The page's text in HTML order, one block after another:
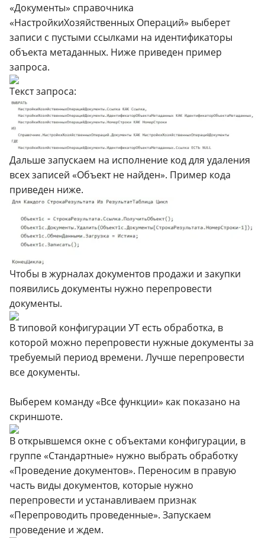
«Документы» справочника
«НастройкиХозяйственных Операций» выберет
записи с пустыми ссылками на идентификаторы
объекта метаданных. Ниже приведен пример
запроса.
Текст запроса:
Дальше запускаем на исполнение код для удаления
всех записей «Объект не найден». Пример кода
приведен ниже.
Чтобы в журналах документов продажи и закупки
появились документы нужно перепровести
документы.
В типовой конфигурации УТ есть обработка, в
которой можно перепровести нужные документы за
требуемый период времени. Лучше перепровести
все документы.
Выберем команду «Все функции» как показано на
скриншоте.
В открывшемся окне с объектами конфигурации, в
группе «Стандартные» нужно выбрать обработку
«Проведение документов». Переносим в правую
часть виды документов, которые нужно
перепровести и устанавливаем признак
«Перепроводить проведенные». Запускаем
проведение и ждем.